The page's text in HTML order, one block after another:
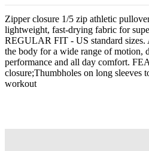
Zipper closure 1/5 zip athletic
lightweight, fast-drying fabric for
REGULAR FIT - US standard sizes.
the body for a wide range of motion,
performance and all day comfort.
closure;Thumbholes on long sleeves
workout